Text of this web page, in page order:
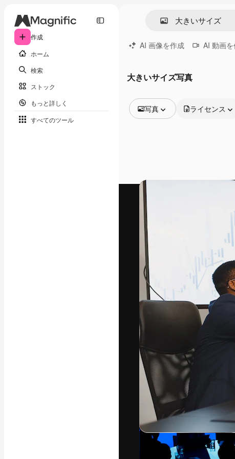
作成
ホーム
検索
ストック
もっと詳しく
すべてのツール
AI 画像を作成 AI 動画
大きいサイズ写真
写真
動画
映像素材
モーショングラフィックス
動画テンプレート
アイコン
3D モデル
フォント
ライセンス
最高のクリエイ
ットフォーム。
店、スタジオを
います。
Copyright © 2010-